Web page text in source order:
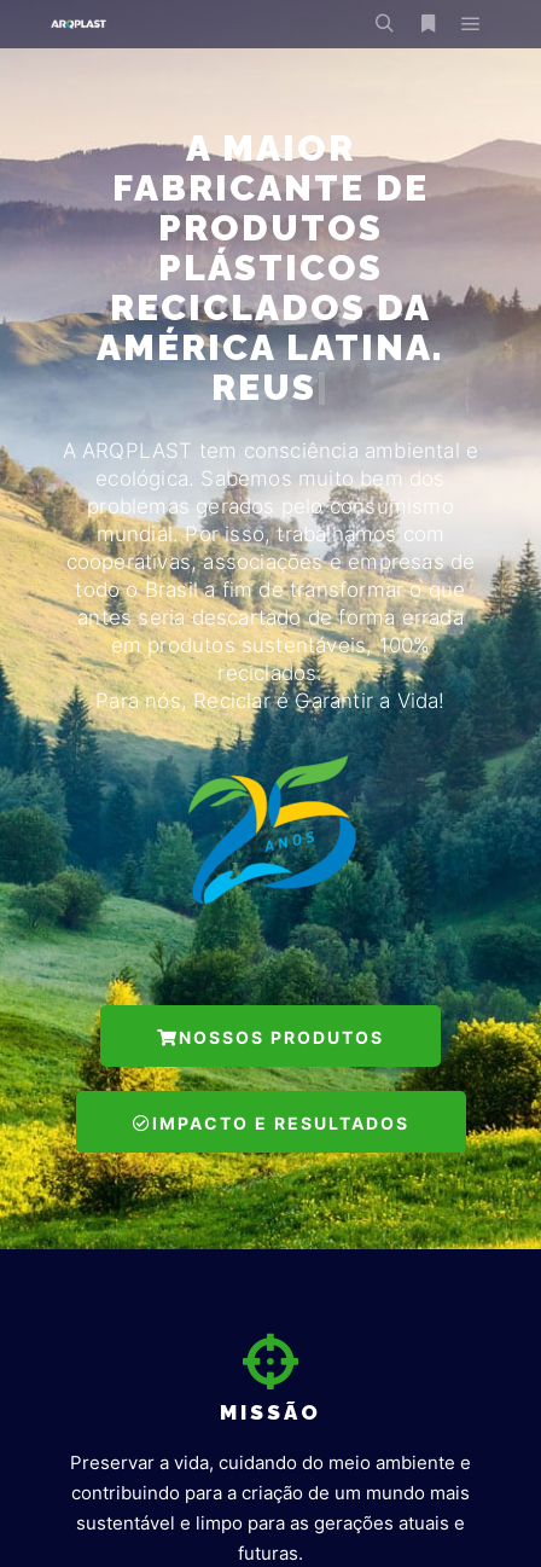
A MAIOR
FABRICANTE DE
PRODUTOS
PLÁSTICOS
RECICLADOS DA
AMÉRICA LATINA.
|
A ARQPLAST tem consciência ambiental e
ecológica. Sabemos muito bem dos
problemas gerados pelo consumismo
mundial. Por isso, trabalhamos com
cooperativas, associações e empresas de
todo o Brasil a fim de transformar o que
antes seria descartado de forma errada
em produtos sustentáveis, 100%
reciclados.
Para nós, Reciclar é Garantir a Vida!
NOSSOS PRODUTOS
IMPACTO E RESULTADOS
MISSÃO
Preservar a vida, cuidando do meio ambiente e
contribuindo para a criação de um mundo mais
sustentável e limpo para as gerações atuais e
futuras.